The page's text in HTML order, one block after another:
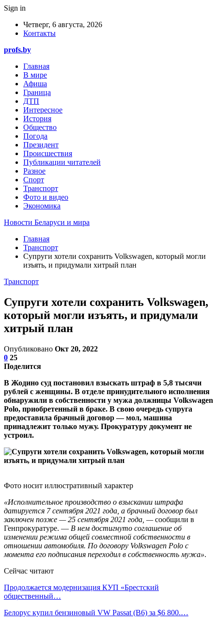
Sign in
Четверг, 6 августа, 2026
Контакты
profs.by
Главная
В мире
Афиша
Граница
ДТП
Интересное
История
Общество
Погода
Президент
Происшествия
Публикации читателей
Разное
Спорт
Транспорт
Фото и видео
Экономика
Новости Беларуси и мира
Главная
Транспорт
Супруги хотели сохранить Volkswagen, который могли
изъять, и придумали хитрый план
Транспорт
Супруги хотели сохранить Volkswagen,
который могли изъять, и придумали
хитрый план
Опубликовано Окт 20, 2022
0 25
Поделится
В Жодино суд постановил взыскать штраф в 5,8 тысячи
рублей с женщины. В отделе принудительного исполнения
обнаружили в собственности у мужа должницы Volkswagen
Polo, приобретенный в браке. В свою очередь супруга
предоставила брачный договор — мол, машина
принадлежит только мужу. Прокуратуру документ не
устроил.
Фото носит иллюстративный характер
«Исполнительное производство о взыскании штрафа
датируется 7 сентября 2021 года, а брачный договор был
заключен позже — 25 сентября 2021 года, —сообщили в
Генпрокуратуре. — В нем достигнуто соглашение об
изменении режима общей совместной собственности в
отношении автомобиля. По договору Volkswagen Polo с
момента его подписания переходил в собственность мужа».
Сейчас читают
Продолжается модернизация КУП «Брестский
общественный…
Белорус купил бензиновый VW Passat (B6) за $6 800.…